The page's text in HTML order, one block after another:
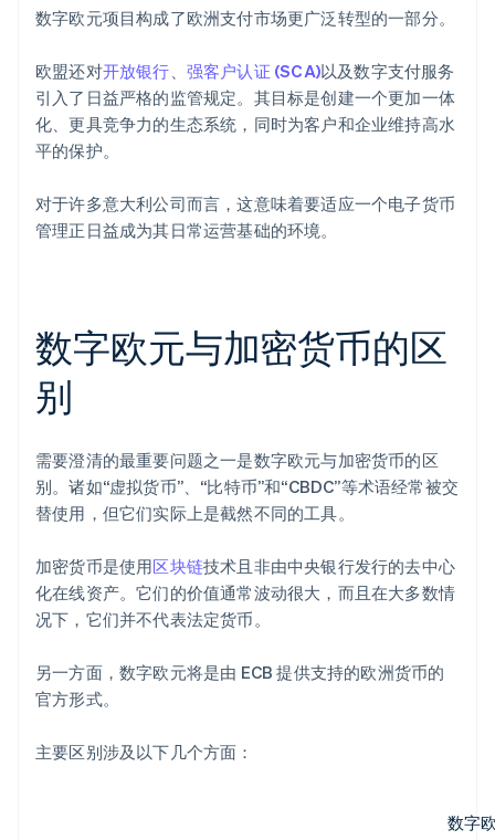
数字欧元项目构成了欧洲支付市场更广泛转型的一部分。
欧盟还对开放银行、 强客户认证 (SCA)以及数字支付服务
引入了日益严格的监管规定。其目标是创建一个更加一体
化、更具竞争力的生态系统，同时为客户和企业维持高水
平的保护。
对于许多意大利公司而言，这意味着要适应一个电子货币
管理正日益成为其日常运营基础的环境。
数字欧元与加密货币的区
别
需要澄清的最重要问题之一是数字欧元与加密货币的区
别。诸如“虚拟货币”、“比特币”和“CBDC”等术语经常被交
替使用，但它们实际上是截然不同的工具。
加密货币是使用区块链技术且非由中央银行发行的去中心
化在线资产。它们的价值通常波动很大，而且在大多数情
况下，它们并不代表法定货币。
另一方面，数字欧元将是由 ECB 提供支持的欧洲货币的
官方形式。
主要区别涉及以下几个方面：
数字